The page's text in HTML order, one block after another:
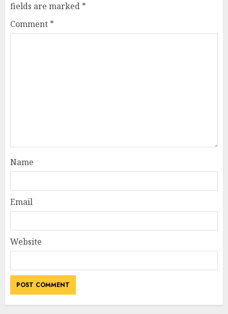
fields are marked *
Comment *
Name
Email
Website